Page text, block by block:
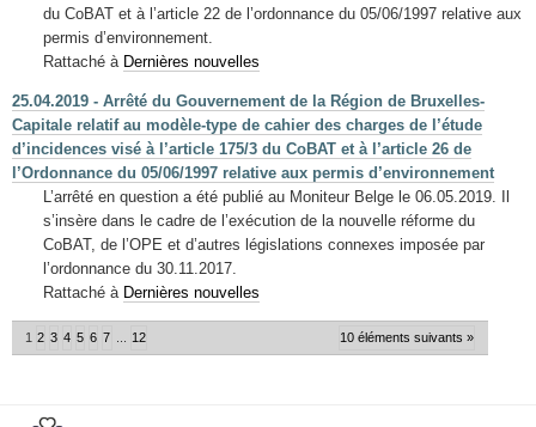
du CoBAT et à l’article 22 de l’ordonnance du 05/06/1997 relative aux
permis d’environnement.
Rattaché à Dernières nouvelles
25.04.2019 - Arrêté du Gouvernement de la Région de Bruxelles-
Capitale relatif au modèle-type de cahier des charges de l’étude
d’incidences visé à l’article 175/3 du CoBAT et à l’article 26 de
l’Ordonnance du 05/06/1997 relative aux permis d’environnement
L’arrêté en question a été publié au Moniteur Belge le 06.05.2019. Il
s’insère dans le cadre de l’exécution de la nouvelle réforme du
CoBAT, de l’OPE et d’autres législations connexes imposée par
l’ordonnance du 30.11.2017.
Rattaché à Dernières nouvelles
10 éléments suivants »
1 2 3 4 5 6 7 12